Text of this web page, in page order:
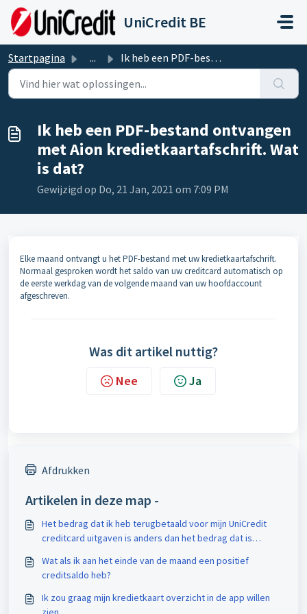
Doorgaan naar hoofdinhoud
UniCredit BE
Startpagina ... Ik heb een PDF-bestand ontvangen met Aion kredietkaartafs...
Ik heb een PDF-bestand ontvangen
met Aion kredietkaartafschrift. Wat
is dat?
Gewijzigd op Do, 21 Jan, 2021 om 7:09 PM
Elke maand ontvangt u het PDF-bestand met uw kredietkaartafschrift.
Normaal gesproken wordt het saldo van uw creditcard automatisch op
de eerste werkdag van de volgende maand van uw hoofdaccount
afgeschreven.
Was dit artikel nuttig?
Nee Ja
Afdrukken
Artikelen in deze map -
Het bedrag dat ik heb terugbetaald voor mijn UniCredit
creditcard uitgaven is anders dan het bedrag dat is
Wat als ik aan het einde van de maand een positief
creditsaldo heb?
Ik zou graag mijn kredietkaart overzicht in de app willen